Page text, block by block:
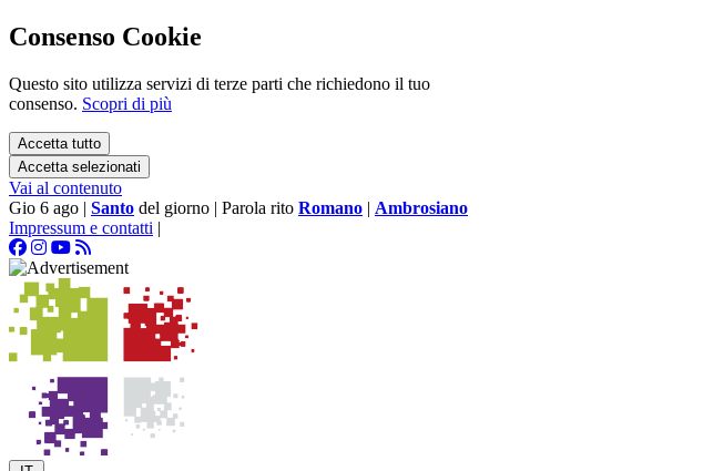
Consenso Cookie
Questo sito utilizza servizi di terze parti che richiedono il tuo
consenso. Scopri di più
Accetta tutto
Accetta selezionati
Vai al contenuto
Gio 6 ago | Santo del giorno | Parola rito Romano | Ambrosiano
Impressum e contatti |